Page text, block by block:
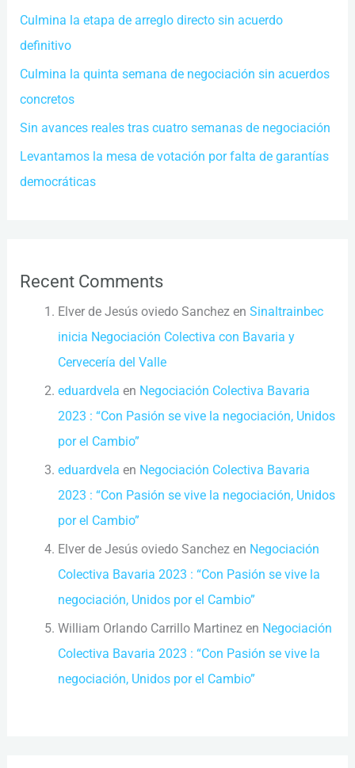
Culmina la etapa de arreglo directo sin acuerdo
definitivo
Culmina la quinta semana de negociación sin acuerdos
concretos
Sin avances reales tras cuatro semanas de negociación
Levantamos la mesa de votación por falta de garantías
democráticas
Recent Comments
Elver de Jesús oviedo Sanchezen Sinaltrainbec
inicia Negociación Colectiva con Bavaria y
Cervecería del Valle
eduardvela en Negociación Colectiva Bavaria
2023 : “Con Pasión se vive la negociación, Unidos
por el Cambio”
eduardvela en Negociación Colectiva Bavaria
2023 : “Con Pasión se vive la negociación, Unidos
por el Cambio”
Elver de Jesús oviedo Sanchezen Negociación
Colectiva Bavaria 2023 : “Con Pasión se vive la
negociación, Unidos por el Cambio”
William Orlando Carrillo Martinezen Negociación
Colectiva Bavaria 2023 : “Con Pasión se vive la
negociación, Unidos por el Cambio”